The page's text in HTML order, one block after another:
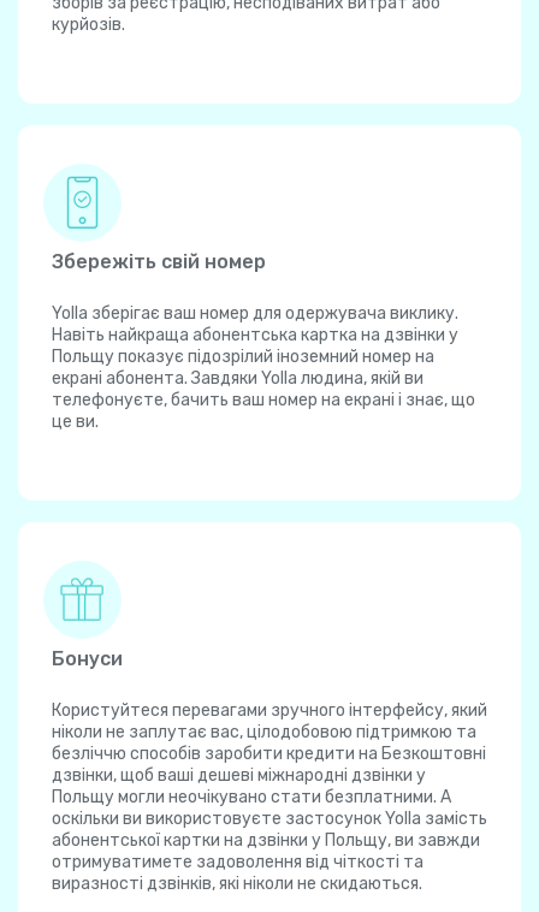
курйозів.
Збережіть свій номер
Yolla зберігає ваш номер для одержувача виклику.
Навіть найкраща абонентська картка на дзвінки у
Польщу показує підозрілий іноземний номер на
екрані абонента. Завдяки Yolla людина, якій ви
телефонуєте, бачить ваш номер на екрані і знає, що
це ви.
Бонуси
Користуйтеся перевагами зручного інтерфейсу, який
ніколи не заплутає вас, цілодобовою підтримкою та
безліччю способів заробити кредити на Безкоштовні
дзвінки, щоб ваші дешеві міжнародні дзвінки у
Польщу могли неочікувано стати безплатними. А
оскільки ви використовуєте застосунок Yolla замість
абонентської картки на дзвінки у Польщу, ви завжди
отримуватимете задоволення від чіткості та
виразності дзвінків, які ніколи не скидаються.